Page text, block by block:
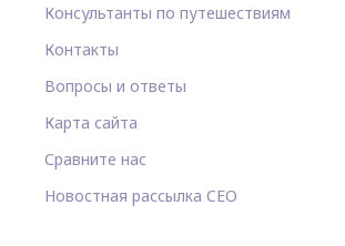
Консультанты по путешествиям
Контакты
Вопросы и ответы
Карта сайта
Сравните нас
Новостная рассылка CEO